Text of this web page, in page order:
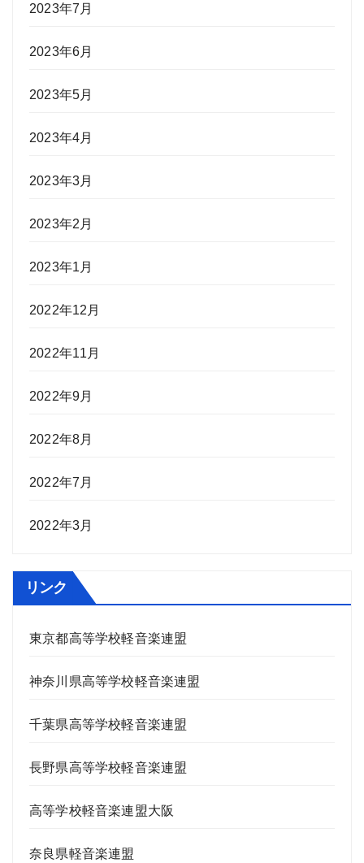
2023年7月
2023年6月
2023年5月
2023年4月
2023年3月
2023年2月
2023年1月
2022年12月
2022年11月
2022年9月
2022年8月
2022年7月
2022年3月
リンク
東京都高等学校軽音楽連盟
神奈川県高等学校軽音楽連盟
千葉県高等学校軽音楽連盟
長野県高等学校軽音楽連盟
高等学校軽音楽連盟大阪
奈良県軽音楽連盟